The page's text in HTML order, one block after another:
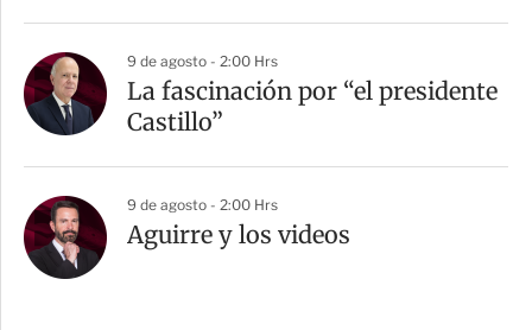
9 de agosto - 2:00 Hrs
La fascinación por “el presidente
Castillo”
9 de agosto - 2:00 Hrs
Aguirre y los videos